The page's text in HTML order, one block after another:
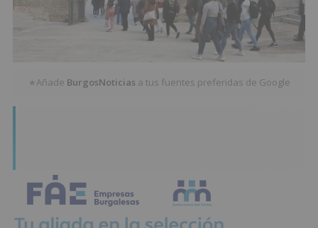
★Añade BurgosNoticias a tus fuentes preferidas de Google